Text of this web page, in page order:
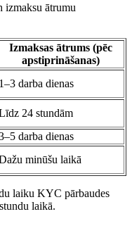
izmaksu ātrumu
Izmaksas ātrums (pēc
apstiprināšanas)
1–3 darba dienas
24 stundām
darba dienas
minūšu laikā
laiku KYC pārbaudes
laikā.